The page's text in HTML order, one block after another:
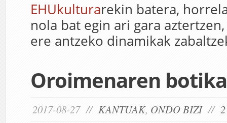
EHUkulturarekin batera,
nola bat egin ari gara
ere antzeko dinamikak
Oroimenaren botika
2017-08-27 // KANTUAK, ONDO BIZI//